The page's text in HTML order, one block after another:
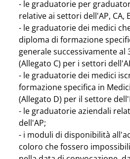
- le graduatorie per
relative ai settori dell'AP, CA,
- le graduatorie dei medici
diploma di formazione
generale successivamente al
(Allegato C) per i settori
- le graduatorie dei medici
formazione specifica in
(Allegato D) per il settore
- le graduatorie aziendali
dell'AP;
- i moduli di disponibilità
coloro che fossero